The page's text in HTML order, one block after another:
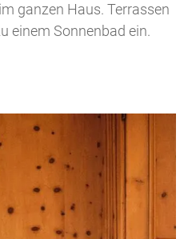
ganzen Haus. Terrassen
einem Sonnenbad ein.